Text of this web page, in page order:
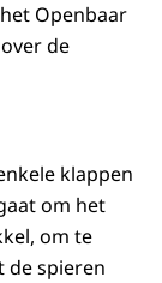
Openbaar
de
klappen
om het
om te
de spieren